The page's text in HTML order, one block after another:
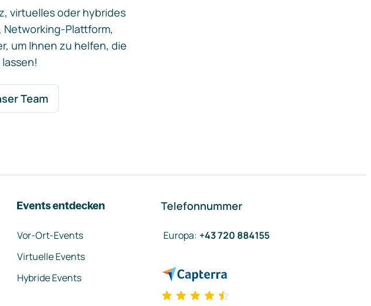
virtuelles oder hybrides
Networking-Plattform,
um Ihnen zu helfen, die
Team
Events entdecken
Vor-Ort-Events
Virtuelle Events
Hybride Events
Telefonnummer
Europa: +43 720 884155